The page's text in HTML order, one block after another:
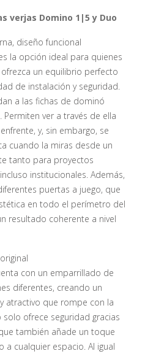
verjas Domino 1|5 y Duo
diseño funcional
la opción ideal para quienes
un equilibrio perfecto
de instalación y seguridad.
a las fichas de dominó
ver a través de ella
y, sin embargo, se
cuando la miras desde un
tanto para proyectos
institucionales. Además,
puertas a juego, que
en todo el perímetro del
resultado coherente a nivel
con un emparrillado de
diferentes, creando un
atractivo que rompe con la
ofrece seguridad gracias
también añade un toque
a cualquier espacio. Al igual